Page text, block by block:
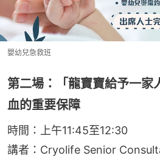
嬰幼兒急救班
第二場：「龍寶寶給予一家
血的重要保障
時間：上午11:45至12:30
講者：Cryolife Senior